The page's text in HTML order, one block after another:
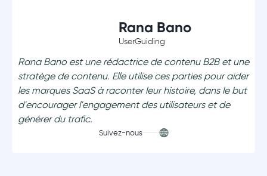
Rana Bano
UserGuiding
Rana Bano est une rédactrice de contenu B2B et une
stratège de contenu. Elle utilise ces parties pour aider
les marques SaaS à raconter leur histoire, dans le but
d'encourager l'engagement des utilisateurs et de
générer du trafic.
Suivez-nous